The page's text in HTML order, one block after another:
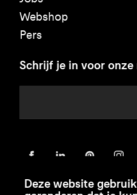
Webshop
Pers
Schrijf je in voor
Deze website